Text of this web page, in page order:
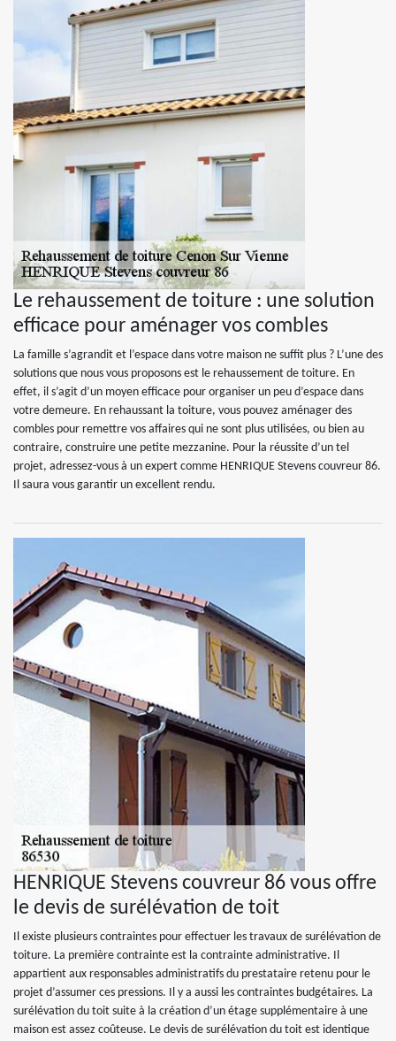
Le rehaussement de toiture : une solution
efficace pour aménager vos combles
La famille s’agrandit et l’espace dans votre maison ne suffit plus ? L’une des
solutions que nous vous proposons est le rehaussement de toiture. En
effet, il s’agit d’un moyen efficace pour organiser un peu d’espace dans
votre demeure. En rehaussant la toiture, vous pouvez aménager des
combles pour remettre vos affaires qui ne sont plus utilisées, ou bien au
contraire, construire une petite mezzanine. Pour la réussite d’un tel
projet, adressez-vous à un expert comme HENRIQUE Stevens couvreur 86.
Il saura vous garantir un excellent rendu.
HENRIQUE Stevens couvreur 86 vous offre
le devis de surélévation de toit
Il existe plusieurs contraintes pour effectuer les travaux de surélévation de
toiture. La première contrainte est la contrainte administrative. Il
appartient aux responsables administratifs du prestataire retenu pour le
projet d’assumer ces pressions. Il y a aussi les contraintes budgétaires. La
surélévation du toit suite à la création d’un étage supplémentaire à une
maison est assez coûteuse. Le devis de surélévation du toit est identique